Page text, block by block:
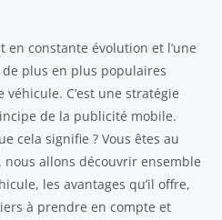
en constante évolution et l’une
plus en plus populaires
C’est une stratégie
de la publicité mobile.
cela signifie ? Vous êtes au
allons découvrir ensemble
les avantages qu’il offre,
à prendre en compte et